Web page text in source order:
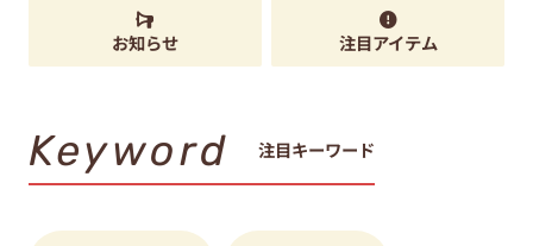
お知らせ 注目アイテム
Keyword 注目キーワード